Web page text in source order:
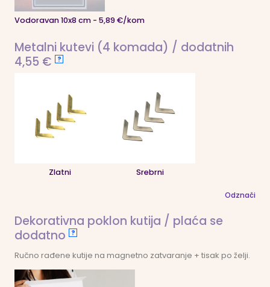
Vodoravan 10x8 cm - 5,89 €/kom
Metalni kutevi (4 komada) / dodatnih
4,55 €
?
Zlatni Srebrni
Odznači
Dekorativna poklon kutija / plaća se
dodatno
?
Ručno rađene kutije na magnetno zatvaranje + tisak po želji.